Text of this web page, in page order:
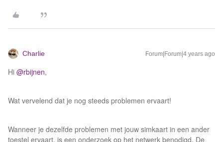
Charlie Forum|Forum|4 years ago
Hi @rbijnen,
Wat vervelend dat je nog steeds problemen ervaart!
Wanneer je dezelfde problemen met jouw simkaart in een ander
toestel ervaart, is een onderzoek op het netwerk benodigd. De